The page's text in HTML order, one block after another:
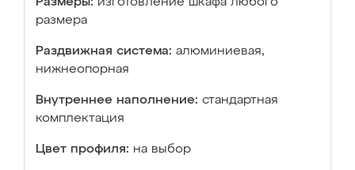
размера
Раздвижная система: алюминиевая,
нижнеопорная
Внутреннее наполнение: стандартная
комплектация
Цвет профиля: на выбор